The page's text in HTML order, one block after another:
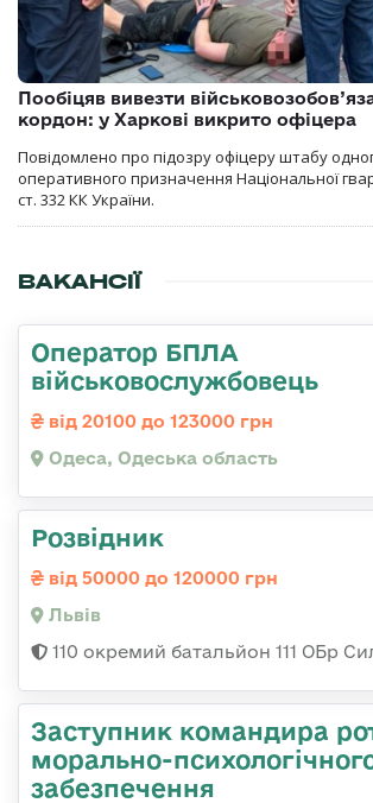
Пообіцяв вивезти
кордон: у Харкові викрито офіцера
Повідомлено про підозру офіцеру штабу
оперативного призначення Національної
ст. 332 КК України.
ВАКАНСІЇ
Оператор БПЛА
військовослужбовець
від 20100 до 123000 грн
Одеса, Одеська область
Розвідник
від 50000 до 120000 грн
Львів
110 окремий батальйон 111 ОБр
Заступник командира
морально-
забезпечення